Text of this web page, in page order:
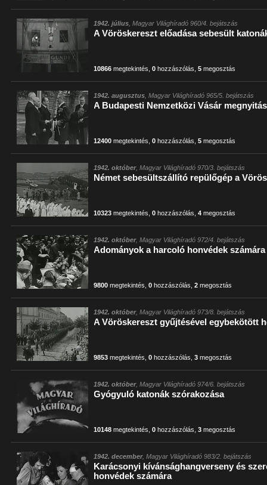
1942. július , Magyar Világhíradó 960/4. bejátszás
A Vöröskereszt előadása sebesült
10866 megtekintés ,0 hozzászólás ,5 megosztás
1942. augusztus , Magyar Világhíradó 965/5. bejátszás
A Budapesti Nemzetközi Vásár
12400 megtekintés ,0 hozzászólás ,5 megosztás
1942. október, Magyar Világhíradó 970/3. bejátszás
Német sebesültszállító repülőgép a
10323 megtekintés ,0 hozzászólás ,4 megosztás
1942. október, Magyar Világhíradó 972/4. bejátszás
Adományok a harcoló honvédek számára
9800 megtekintés ,0 hozzászólás ,2 megosztás
1942. október, Magyar Világhíradó 973/8. bejátszás
A Vöröskereszt gyűjtésével egybekötött
9853 megtekintés ,0 hozzászólás ,3 megosztás
1942. október, Magyar Világhíradó 974/6. bejátszás
Gyógyuló katonák szórakozása
10148 megtekintés ,0 hozzászólás ,3 megosztás
1942. december, Magyar Világhíradó 983/2. bejátszás
Karácsonyi kívánsághangverseny és
honvédek számára